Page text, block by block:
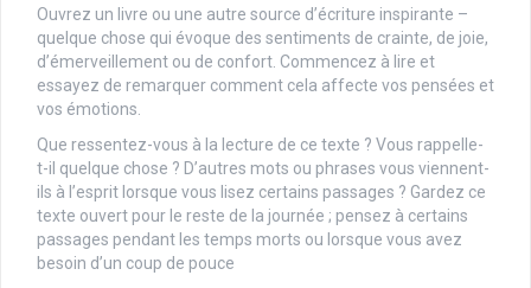
Ouvrez un livre ou une autre source d’écriture inspirante –
quelque chose qui évoque des sentiments de crainte, de joie,
d’émerveillement ou de confort. Commencez à lire et
essayez de remarquer comment cela affecte vos pensées et
vos émotions.
Que ressentez-vous à la lecture de ce texte ? Vous rappelle-
t-il quelque chose ? D’autres mots ou phrases vous viennent-
ils à l’esprit lorsque vous lisez certains passages ? Gardez ce
texte ouvert pour le reste de la journée ; pensez à certains
passages pendant les temps morts ou lorsque vous avez
besoin d’un coup de pouce